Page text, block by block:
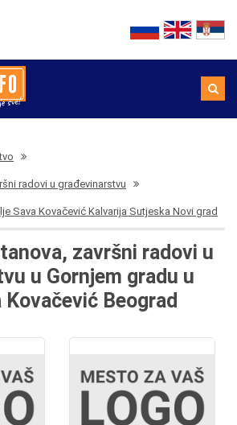
radovi u građevinarstvu
Sava Kovačević Kalvarija Sutjeska Novi grad
završni radovi u
u Gornjem gradu u
Beograd